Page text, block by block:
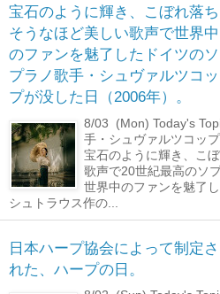
宝石のように輝き、こぼれ落ち
そうなほど美しい歌声で世界中
のファンを魅了したドイツのソ
プラノ歌手・シュヴァルツコッ
プが没した日（2006年）。
8/03 (Mon) Today's
手・シュヴァルツコッ
宝石のように輝き、こ
歌声で20世紀最高のソ
世界中のファンを魅了
シュトラウス作の...
日本ハープ協会によって制定さ
れた、ハープの日。